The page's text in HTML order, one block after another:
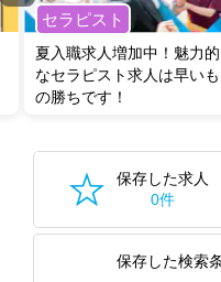
セラピスト
夏入職求人増加中！魅力的
なセラピスト求人は早いも
の勝ちです！
保存した求人
0件
保存した検索